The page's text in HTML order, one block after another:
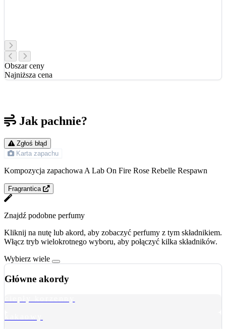
Obszar ceny
Najniższa cena
Jak pachnie?
Zgłoś błąd
Karta zapachu
Kompozycja zapachowa A Lab On Fire Rose Rebelle Respawn
Fragrantica
Znajdź podobne perfumy
Kliknij na nutę lub akord, aby zobaczyć perfumy z tym składnikiem.
Włącz tryb wielokrotnego wyboru, aby połączyć kilka składników.
Wybierz wiele
Główne akordy